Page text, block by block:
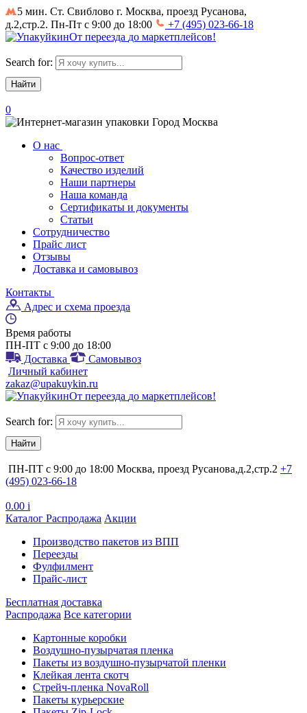
5 мин. Ст. Свиблово г. Москва, проезд Русанова,
д.2,стр.2. Пн-Пт с 9:00 до 18:00
+7 (495) 023-66-18
От переезда до маркетплейсов!
Search for:
0
Город Москва
О нас
Вопрос-ответ
Качество изделий
Наши партнеры
Наша команда
Сертификаты и документы
Статьи
Сотрудничество
Прайс лист
Отзывы
Доставка и самовывоз
Контакты
Адрес и схема проезда
Время работы
ПН-ПТ с 9:00 до 18:00
Доставка
Самовывоз
Личный кабинет
zakaz@upakuykin.ru
От переезда до маркетплейсов!
Search for:
ПН-ПТ с 9:00 до 18:00 Москва, проезд Русанова,д.2,стр.2 +7
(495) 023-66-18
0.00 i
Каталог Распродажа Акции
Производство пакетов из ВПП
Переезды
Фулфилмент
Прайс-лист
Бесплатная доставка
Распродажа Все категории
Картонные коробки
Воздушно-пузырчатая пленка
Пакеты из воздушно-пузырчатой пленки
Клейкая лента скотч
Стрейч-пленка NovaRoll
Пакеты курьерские